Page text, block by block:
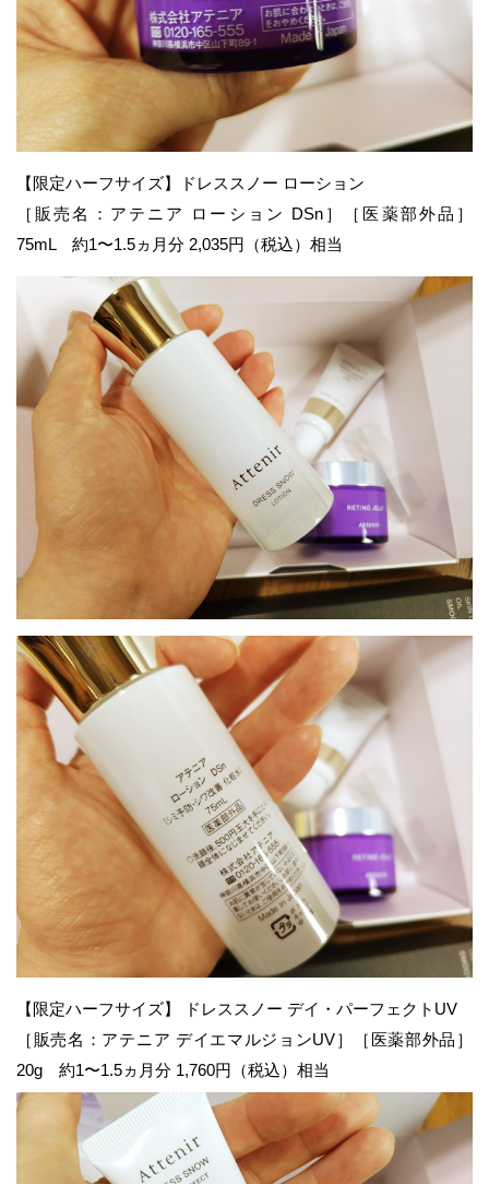
【限定ハーフサイズ】ドレススノー ローション
［販売名：アテニア ローション DSn］［医薬部外品］
75mL 約1〜1.5ヵ月分 2,035円（税込）相当
【限定ハーフサイズ】 ドレススノー デイ・パーフェクトUV
［販売名：アテニア デイエマルジョンUV］［医薬部外品］
20g 約1〜1.5ヵ月分 1,760円（税込）相当